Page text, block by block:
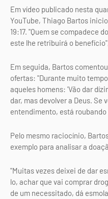
Em vídeo publicado nesta
YouTube, Thiago Bartos
19:17. "Quem se compadece
este lhe retribuirá o
Em seguida, Bartos
ofertas: "Durante muito
aqueles homens: 'Vão dar
dar, mas devolver a Deus. Se
entendimento, está roubando
Pelo mesmo raciocínio,
exemplo para analisar a
"Muitas vezes deixei de dar
lo, achar que vai comprar
de um necessitado, dá